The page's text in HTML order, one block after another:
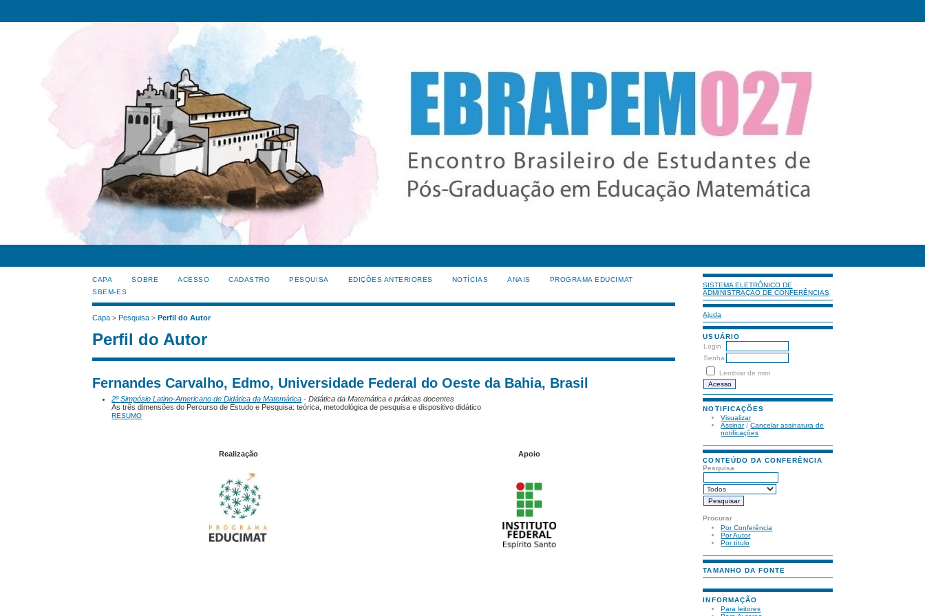
SISTEMA ELETRÔNICO DE
ADMINISTRAÇÃO DE CONFERÊNCIAS
Ajuda
USUÁRIO
Login
Senha
Lembrar de mim
NOTIFICAÇÕES
Visualizar
Assinar/Cancelar assinatura de
notificações
CONTEÚDO DA CONFERÊNCIA
Pesquisa
Procurar
Por Conferência
Por Autor
Por título
TAMANHO DA FONTE
INFORMAÇÃO
Para leitores
CAPA SOBRE ACESSO CADASTRO PESQUISA EDIÇÕES ANTERIORES NOTÍCIAS ANAIS
PROGRAMA EDUCIMAT
SBEM-ES
Capa >Pesquisa >Perfil do Autor
Perfil do Autor
Fernandes Carvalho, Edmo, Universidade Federal do Oeste da Bahia, Brasil
2º Simpósio Latino-Americano de Didática da Matemática - Didática da Matemática e práticas docentes
As três dimensões do Percurso de Estudo e Pesquisa: teórica, metodológica de pesquisa e dispositivo didático
RESUMO
Realização Apoio